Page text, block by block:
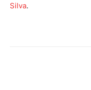
Silva.